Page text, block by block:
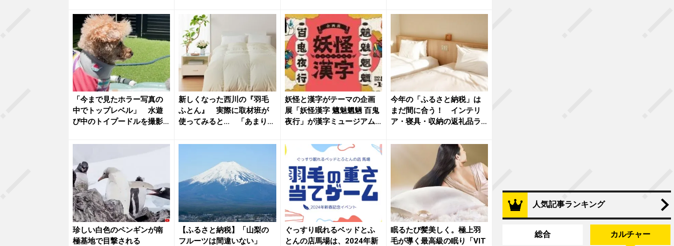
「今まで見たホラー写真の
中でトップレベル」 水遊
び中のトイプードルを撮影
新しくなった西川の『羽毛
ふとん』 実際に取材班が
使ってみると… 「あまりの
妖怪と漢字がテーマの企画
展「妖怪漢字 魑魅魍魎 百鬼
夜行」が漢字ミュージアム
今年の「ふるさと納税」は
まだ間に合う！ インテリ
ア・寝具・収納の返礼品ラ
珍しい白色のペンギンが南
極基地で目撃される
【ふるさと納税】「山梨の
フルーツは間違いない」
ぐっすり眠れるベッドとふ
とんの店馬場は、2024年新
眠るたび髪美しく。極上羽
毛が導く最高級の眠り「VIT
人気記事ランキング
総合 カルチャー